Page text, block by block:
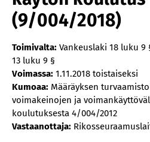
(9/004/2018)
Toimivalta: Vankeuslaki 18 luku
13 luku 9 §
Voimassa: 1.11.2018 toistaiseksi
Kumoaa: Määräyksen
voimakeinojen ja
koulutuksesta 4/004/2012
Vastaanottaja: